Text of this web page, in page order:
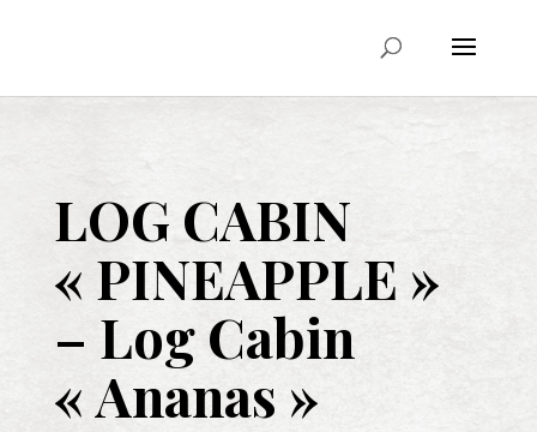
LOG CABIN
« PINEAPPLE »
– Log Cabin
« Ananas »